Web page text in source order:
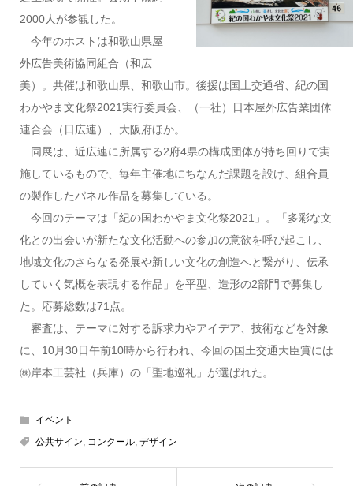
2000人が参観した。
今年のホストは和歌山県屋
外広告美術協同組合（和広
美）。共催は和歌山県、和歌山市。後援は国土交通省、紀の国
わかやま文化祭2021実行委員会、（一社）日本屋外広告業団体
連合会（日広連）、大阪府ほか。
同展は、近広連に所属する2府4県の構成団体が持ち回りで実
施しているもので、毎年主催地にちなんだ課題を設け、組合員
の製作したパネル作品を募集している。
今回のテーマは「紀の国わかやま文化祭2021」。「多彩な文
化との出会いが新たな文化活動への参加の意欲を呼び起こし、
地域文化のさらなる発展や新しい文化の創造へと繋がり、伝承
していく気概を表現する作品」を平型、造形の2部門で募集し
た。応募総数は71点。
審査は、テーマに対する訴求力やアイデア、技術などを対象
に、10月30日午前10時から行われ、今回の国土交通大臣賞には
㈱岸本工芸社（兵庫）の「聖地巡礼」が選ばれた。
イベント
公共サイン, コンクール, デザイン